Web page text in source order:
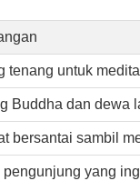
tenang untuk
Buddha dan dewa
bersantai sambil
pengunjung yang